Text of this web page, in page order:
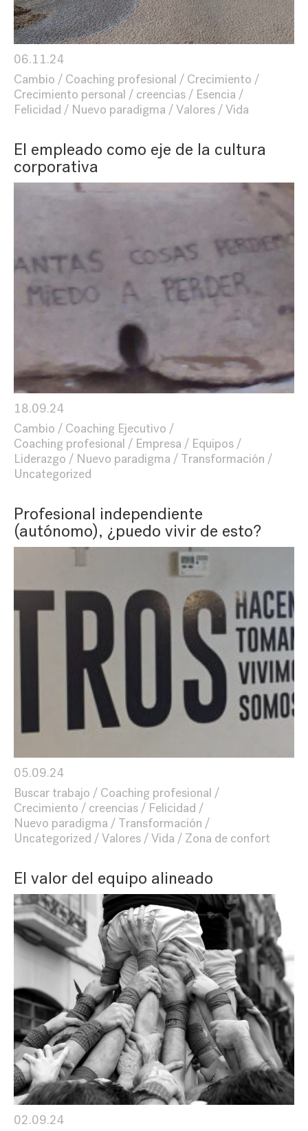
06.11.24
Cambio
Coaching profesional
Crecimiento
Crecimiento personal
creencias
Esencia
Felicidad
Nuevo paradigma Valores Vida
El empleado como eje de la cultura
corporativa
18.09.24
Cambio
Coaching Ejecutivo
Coaching profesional
Empresa
Equipos
Liderazgo
Nuevo paradigma
Transformación
Uncategorized
Profesional independiente
(autónomo), ¿puedo vivir de esto?
05.09.24
Buscar trabajo
Coaching profesional
Crecimiento
creencias
Felicidad
Nuevo paradigma
Transformación
Uncategorized
Valores Vida Zona de confort
El valor del equipo alineado
02.09.24